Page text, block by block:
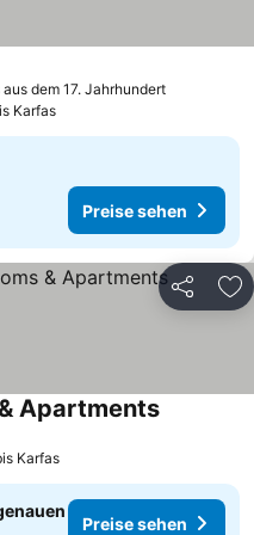
dem 17. Jahrhundert
Karfas
Preise sehen
Teilen
Apartments
Karfas
Preise sehen